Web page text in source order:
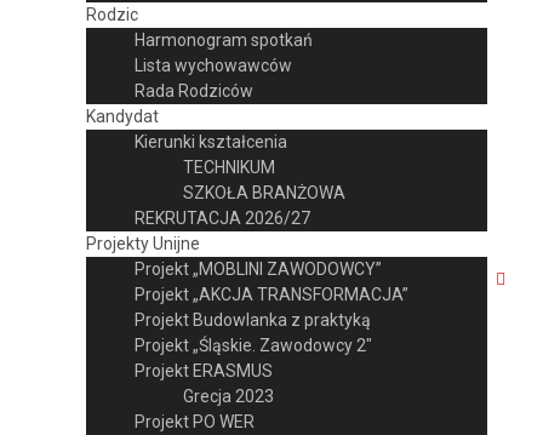
Rodzic
Harmonogram spotkań
Lista wychowawców
Rada Rodziców
Kandydat
Kierunki kształcenia
TECHNIKUM
SZKOŁA BRANŻOWA
REKRUTACJA 2026/27
Projekty Unijne
Projekt „MOBLINI ZAWODOWCY”
Projekt „AKCJA TRANSFORMACJA”
Projekt Budowlanka z praktyką
Projekt „Śląskie. Zawodowcy 2″
Projekt ERASMUS
Grecja 2023
Projekt PO WER